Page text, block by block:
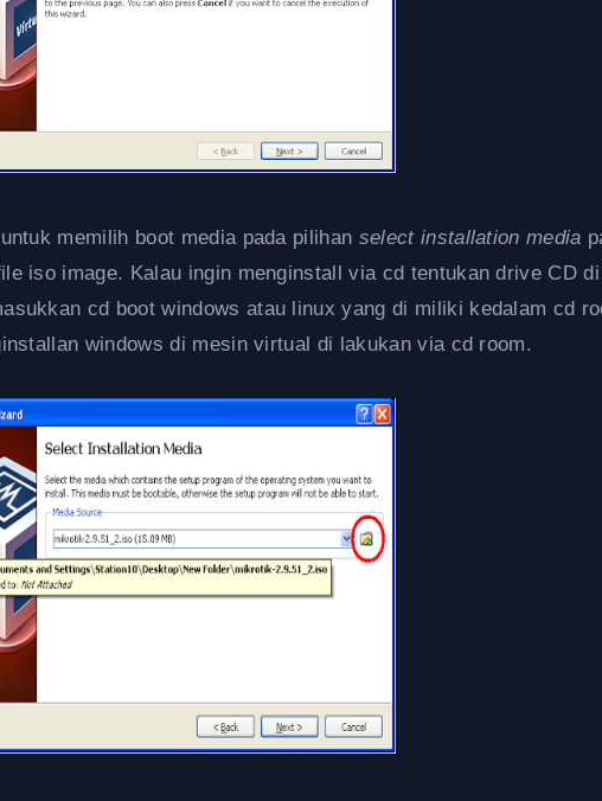
memilih boot media pada pilihan select installation media
iso image. Kalau ingin menginstall via cd tentukan drive CD di
cd boot windows atau linux yang di miliki kedalam cd
windows di mesin virtual di lakukan via cd room.